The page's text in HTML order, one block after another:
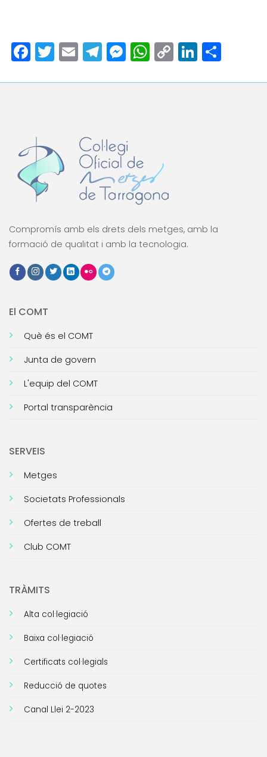
Facebook
Twitter
EmailTelegram
Messenger
WhatsApp
Copy
Link
Compromís amb els drets dels metges, amb la
formació de qualitat i amb la tecnologia.
El COMT
Què és el COMT
Junta de govern
L'equip del COMT
Portal transparència
SERVEIS
Metges
Societats Professionals
Ofertes de treball
Club COMT
TRÀMITS
Alta col·legiació
Baixa col·legiació
Certificats col·legials
Reducció de quotes
Canal Llei 2-2023